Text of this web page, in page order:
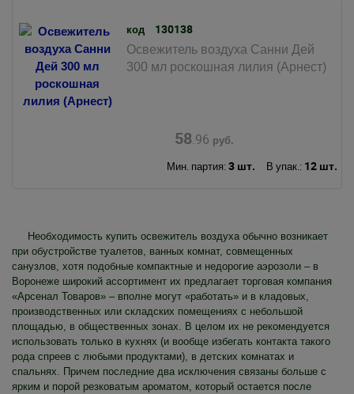
код 130138
Освежитель воздуха Санни Дей
300 мл роскошная лилия (Арнест)
58.96 руб.
Мин. партия: 3 шт. В упак.: 12 шт.
Необходимость купить освежитель воздуха обычно возникает
при обустройстве туалетов, ванных комнат, совмещенных
санузлов, хотя подобные компактные и недорогие аэрозоли – в
Воронеже широкий ассортимент их предлагает торговая компания
«Арсенал Товаров» – вполне могут «работать» и в кладовых,
производственных или складских помещениях с небольшой
площадью, в общественных зонах. В целом их не рекомендуется
использовать только в кухнях (и вообще избегать контакта такого
рода спреев с любыми продуктами), в детских комнатах и
спальнях. Причем последние два исключения связаны больше с
ярким и порой резковатым ароматом, который остается после